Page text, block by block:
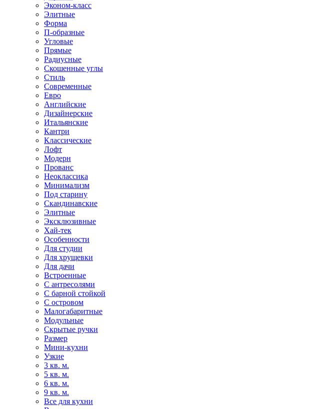
Эконом-класс
Элитные
Форма
П-образные
Угловые
Прямые
Радиусные
Скошенные углы
Стиль
Современные
Евро
Английские
Дизайнерские
Итальянские
Кантри
Классические
Лофт
Модерн
Прованс
Неоклассика
Минимализм
Под старину
Скандинавские
Элитные
Эксклюзивные
Хай-тек
Особенности
Для студии
Для хрущевки
Для дачи
Встроенные
С антресолями
С барной стойкой
С островом
Малогабаритные
Модульные
Скрытые ручки
Размер
Мини-кухни
Узкие
3 кв. м.
5 кв. м.
6 кв. м.
9 кв. м.
Все для кухни